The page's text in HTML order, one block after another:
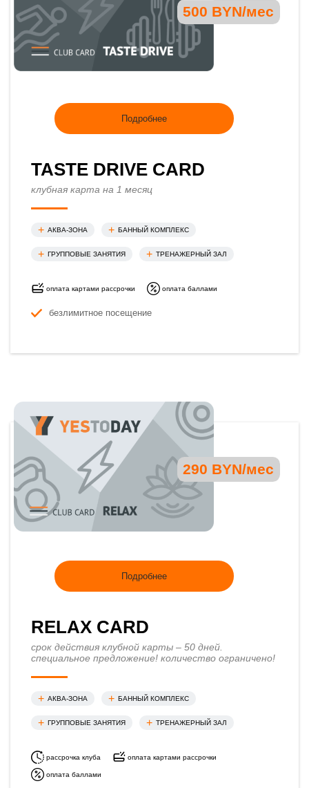
500 BYN/мес
Подробнее
TASTE DRIVE CARD
клубная карта на 1 месяц
АКВА-ЗОНА БАННЫЙ КОМПЛЕКС
ГРУППОВЫЕ ЗАНЯТИЯ ТРЕНАЖЕРНЫЙ ЗАЛ
оплата картами рассрочки оплата баллами
безлимитное посещение
290 BYN/мес
Подробнее
RELAX CARD
срок действия клубной карты – 50 дней.
cпециальное предложение! количество ограничено!
АКВА-ЗОНА БАННЫЙ КОМПЛЕКС
ГРУППОВЫЕ ЗАНЯТИЯ ТРЕНАЖЕРНЫЙ ЗАЛ
рассрочка клуба оплата картами рассрочки
оплата баллами